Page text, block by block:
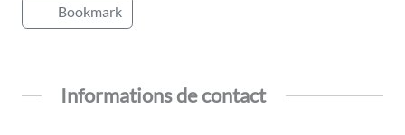
Bookmark
Informations de contact